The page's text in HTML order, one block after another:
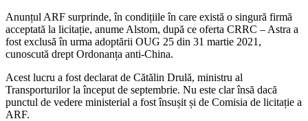
Anunțul ARF surprinde, în condițiile în care există o singură firmă
acceptată la licitație, anume Alstom, după ce oferta CRRC – Astra a
fost exclusă în urma adoptării OUG 25 din 31 martie 2021,
cunoscută drept Ordonanța anti-China.
Acest lucru a fost declarat de Cătălin Drulă, ministru al
Transporturilor la început de septembrie. Nu este clar însă dacă
punctul de vedere ministerial a fost însușit și de Comisia de licitație a
ARF.